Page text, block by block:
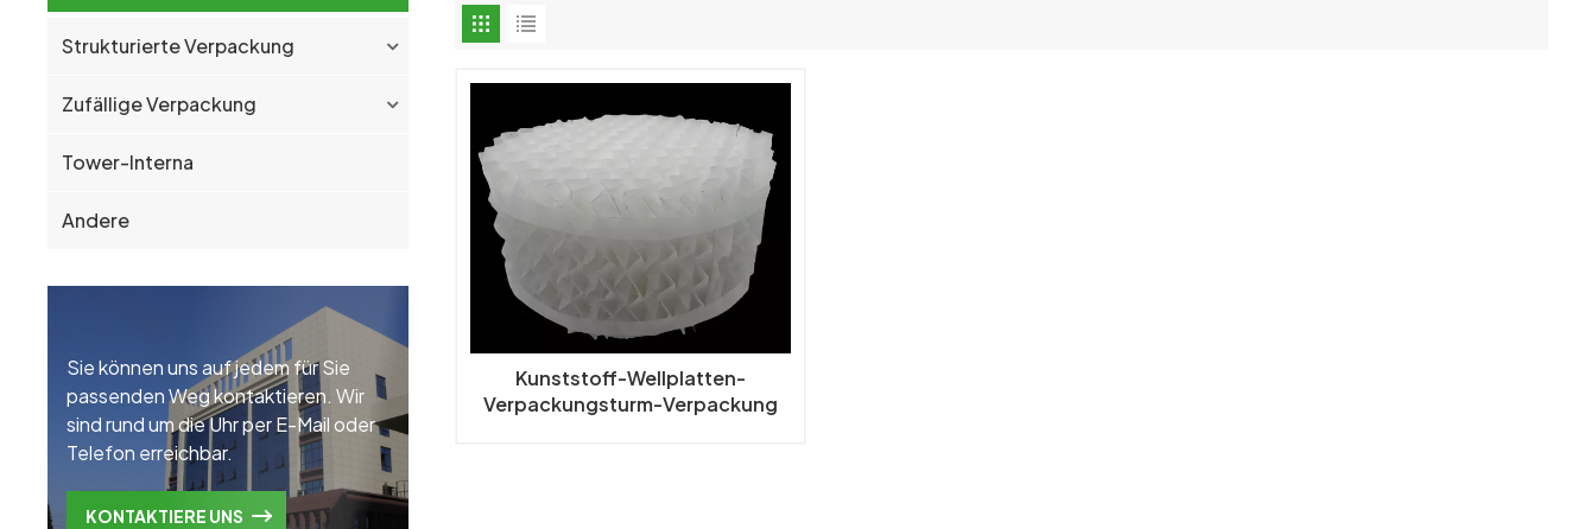
Strukturierte Verpackung
Zufällige Verpackung
Tower-Interna
Andere
Sie können uns auf jedem für Sie
passenden Weg kontaktieren. Wir
sind rund um die Uhr per E-Mail oder
Telefon erreichbar.
KONTAKTIERE UNS
Kunststoff-Wellplatten-
Verpackungsturm-Verpackung